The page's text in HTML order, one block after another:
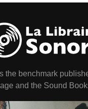
les effets de salons
offerte à un public
connaissances. C’est
en est l’auteur, mais
au texte original.
en une nuit, le
[Sourate 17,
nuit orientale paraît
the benchmark
and the Sound